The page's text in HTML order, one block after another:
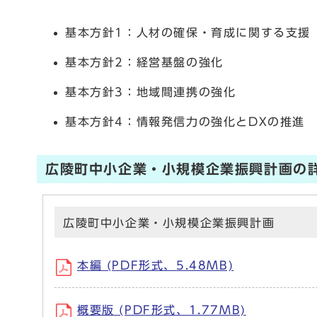
基本方針1：人材の確保・育成に関する支援
基本方針2：経営基盤の強化
基本方針3：地域間連携の強化
基本方針4：情報発信力の強化とDXの推進
広陵町中小企業・小規模企業振興計画の
広陵町中小企業・小規模企業振興計画
本編 (PDF形式、5.48MB)
概要版 (PDF形式、1.77MB)